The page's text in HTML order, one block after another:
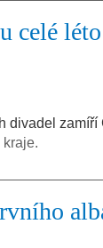
celé
divadel